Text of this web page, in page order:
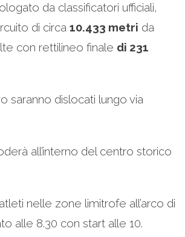
da classificatori ufficiali,
di circa 10.433 metri da
con rettilineo finale di 231
saranno dislocati lungo via
all’interno del centro storico
nelle zone limitrofe all’arco di
alle 8.30 con start alle 10.